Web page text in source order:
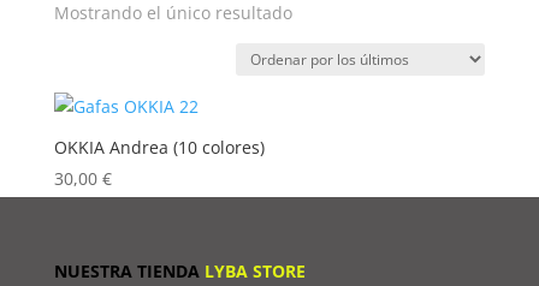
Mostrando el único resultado
OKKIA Andrea (10 colores)
30,00 €
NUESTRA TIENDALYBA STORE